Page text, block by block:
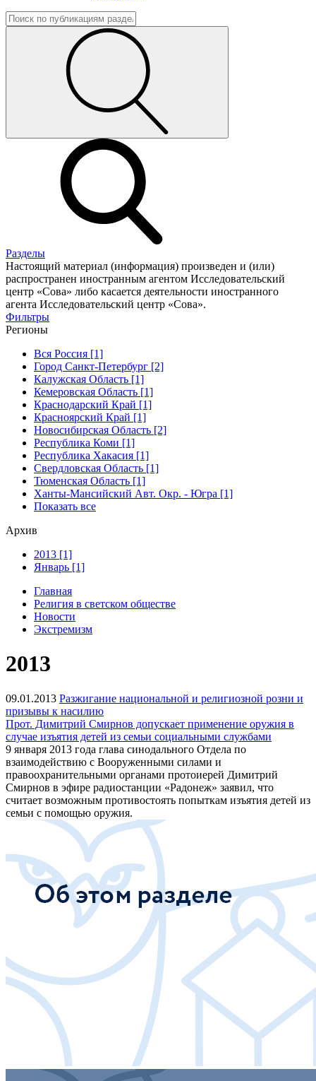
Разделы
Настоящий материал (информация) произведен и (или)
распространен иностранным агентом Исследовательский
центр «Сова» либо касается деятельности иностранного
агента Исследовательский центр «Сова».
Фильтры
Регионы
Вся Россия [1]
Город Санкт-Петербург [2]
Калужская Область [1]
Кемеровская Область [1]
Краснодарский Край [1]
Красноярский Край [1]
Новосибирская Область [2]
Республика Коми [1]
Республика Хакасия [1]
Свердловская Область [1]
Тюменская Область [1]
Ханты-Мансийский Авт. Окр. - Югра [1]
Показать все
Архив
2013 [1]
Январь [1]
Главная
Религия в светском обществе
Новости
Экстремизм
2013
09.01.2013 Разжигание национальной и религиозной розни и
призывы к насилию
Прот. Димитрий Смирнов допускает применение оружия в
случае изъятия детей из семьи социальными службами
9 января 2013 года глава синодального Отдела по
взаимодействию с Вооруженными силами и
правоохранительными органами протоиерей Димитрий
Смирнов в эфире радиостанции «Радонеж» заявил, что
считает возможным противостоять попыткам изъятия детей из
семьи с помощью оружия.